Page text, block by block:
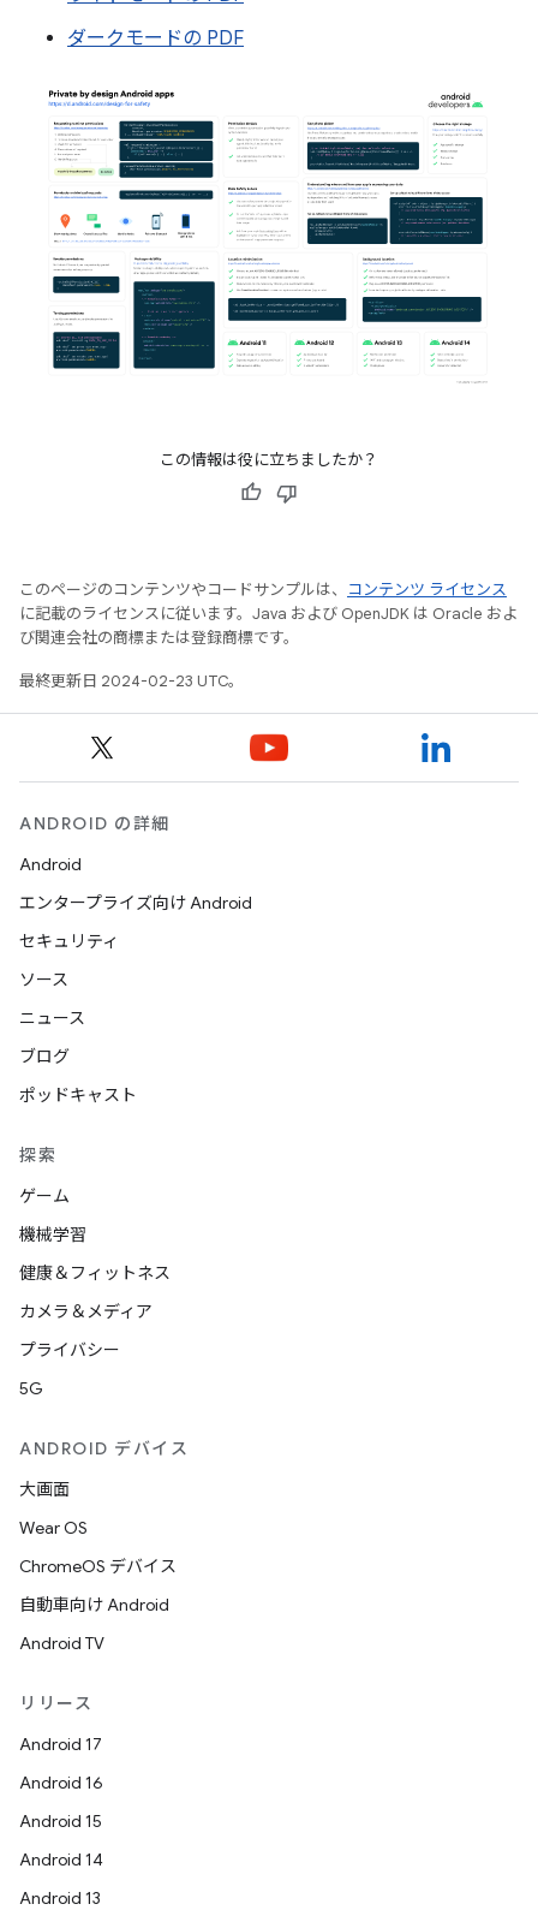
ダークモードの PDF
この情報は役に立ちましたか？
このページのコンテンツやコードサンプルは、
コンテンツ ライセンス
に記載のライセンスに従います。Java および OpenJDK は Oracle およ
び関連会社の商標または登録商標です。
最終更新日 2024-02-23 UTC。
ANDROID の詳細
Android
エンタープライズ向け Android
セキュリティ
ソース
ニュース
ブログ
ポッドキャスト
探索
ゲーム
機械学習
健康＆フィットネス
カメラ＆メディア
プライバシー
5G
ANDROID デバイス
大画面
Wear OS
ChromeOS デバイス
自動車向け Android
Android TV
リリース
Android 17
Android 16
Android 15
Android 14
Android 13